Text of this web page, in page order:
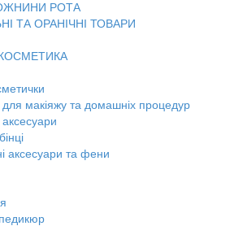
РОТА
ТА ОРАНІЧНІ ТОВАРИ
макіяжу та домашніх процедур
аксесуари
аксесуари та фени